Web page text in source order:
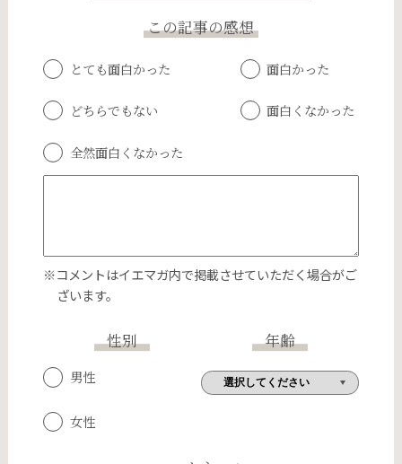
この記事の感想
とても面白かった 面白かった
どちらでもない 面白くなかった
全然面白くなかった
※コメントはイエマガ内で掲載させていただく場合がご
ざいます。
性別
男性
女性
年齢